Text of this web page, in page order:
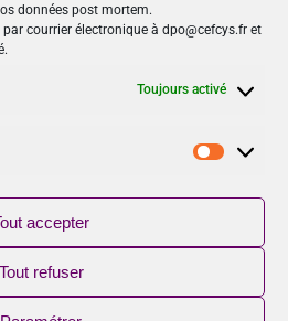
données post mortem.
courrier électronique à dpo@cefcys.fr et
Toujours activé
accepter
Tout refuser
(4)